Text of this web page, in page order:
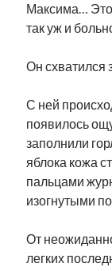
Максима… Это
так уж и
Он схватился
С ней
появилось
заполнили
яблока кожа
пальцами
изогнутыми
От
легких